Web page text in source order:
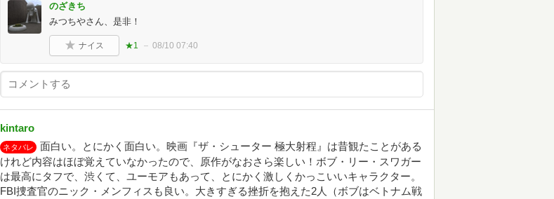
のざきち
みつちやさん、是非！
ナイス ★1 08/10 07:40
kintaro
ネタバレ
面白い。とにかく面白い。映画『ザ・シューター 極大射程』は昔観たことがある
けれど内容はほぼ覚えていなかったので、原作がなおさら楽しい！ボブ・リー・スワガー
は最高にタフで、渋くて、ユーモアもあって、とにかく激しくかっこいいキャラクター。
FBI捜査官のニック・メンフィスも良い。大きすぎる挫折を抱えた2人（ボブはベトナム戦